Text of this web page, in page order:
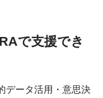
で支援でき
データ活用・意思決